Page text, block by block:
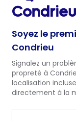
Soyez le
Condrieu
Signalez un
propreté à
localisation
directement à la